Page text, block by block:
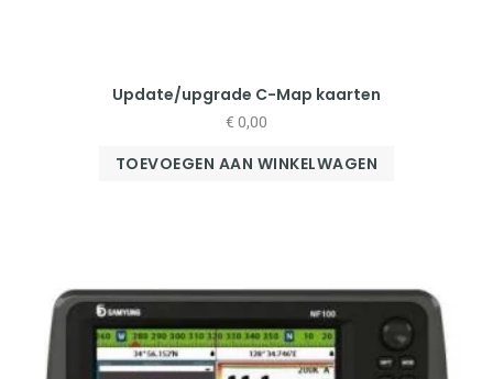
Update/upgrade C-Map kaarten
€ 0,00
TOEVOEGEN AAN WINKELWAGEN